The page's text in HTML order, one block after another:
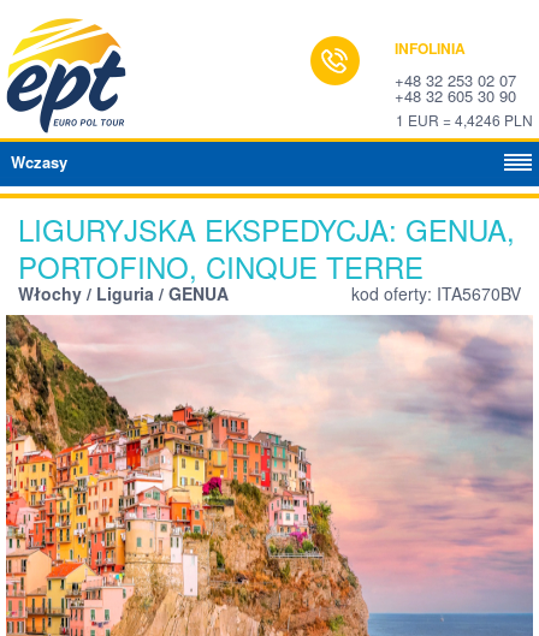
INFOLINIA
+48 32 253 02 07
+48 32 605 30 90
1 EUR = 4,4246 PLN
Wczasy
LIGURYJSKA EKSPEDYCJA: GENUA,
PORTOFINO, CINQUE TERRE
Włochy / Liguria / GENUA kod oferty: ITA5670BV